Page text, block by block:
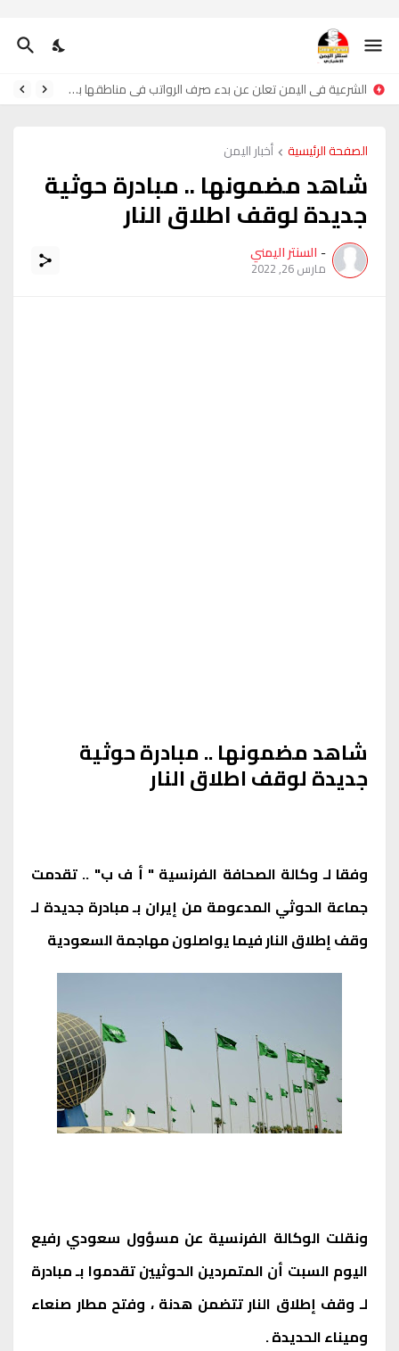
الشرعية في اليمن تعلن عن بدء صرف الرواتب في مناطقها بشكل منتظم
الصفحة الرئيسية أخبار اليمن
شاهد مضمونها .. مبادرة حوثية
جديدة لوقف اطلاق النار
- السنتر اليمني
مارس 26, 2022
شاهد مضمونها .. مبادرة حوثية
جديدة لوقف اطلاق النار
وفقا لـ وكالة الصحافة الفرنسية " أ ف ب" .. تقدمت
جماعة الحوثي المدعومة من إيران بـ مبادرة جديدة لـ
وقف إطلاق النار فيما يواصلون مهاجمة السعودية
ونقلت الوكالة الفرنسية عن مسؤول سعودي رفيع
اليوم السبت أن المتمردين الحوثيين تقدموا بـ مبادرة
لـ وقف إطلاق النار تتضمن هدنة ، وفتح مطار صنعاء
وميناء الحديدة .